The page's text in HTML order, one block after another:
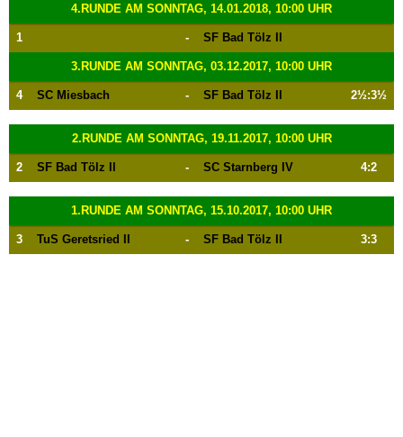
4.RUNDE AM SONNTAG, 14.01.2018, 10:00 UHR
1 - SF Bad Tölz II
3.RUNDE AM SONNTAG, 03.12.2017, 10:00 UHR
4 SC Miesbach - SF Bad Tölz II 2½:3½
2.RUNDE AM SONNTAG, 19.11.2017, 10:00 UHR
2 SF Bad Tölz II - SC Starnberg IV 4:2
1.RUNDE AM SONNTAG, 15.10.2017, 10:00 UHR
3 TuS Geretsried II - SF Bad Tölz II 3:3